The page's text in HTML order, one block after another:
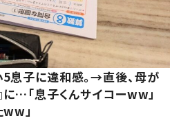
息子に違和感。→直後、母が
に…「息子くんサイコーww」
」